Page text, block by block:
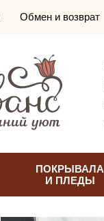
Обмен и возврат
ПОКРЫВАЛА
И ПЛЕДЫ